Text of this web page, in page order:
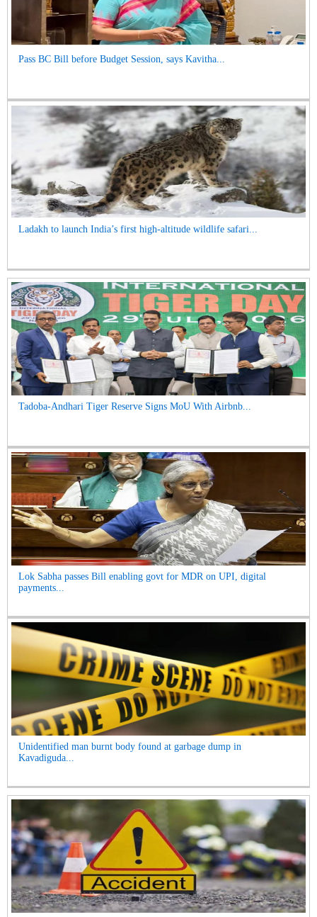
Pass BC Bill before Budget Session, says Kavitha...
Ladakh to launch India’s first high-altitude wildlife safari...
Tadoba-Andhari Tiger Reserve Signs MoU With Airbnb...
Lok Sabha passes Bill enabling govt for MDR on UPI, digital
payments...
Unidentified man burnt body found at garbage dump in
Kavadiguda...